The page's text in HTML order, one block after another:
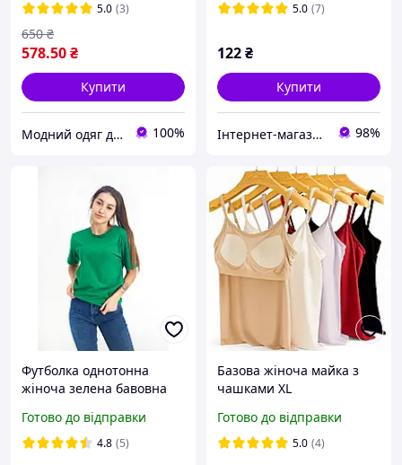
5.0 (3)
578.50₴
650 ₴
Купити
Модний одяг для мене і крихітки 100%
5.0 (7)
122₴
Купити
Інтернет-магазин "ТАУТОРГ" 98%
Футболка однотонна
жіноча зелена бавовна
кв.м., футболка зелена
вільного крою унісекс s m
Готово до відправки
4.8 (5)
Базова жіноча майка з
чашками XL
Готово до відправки
5.0 (4)